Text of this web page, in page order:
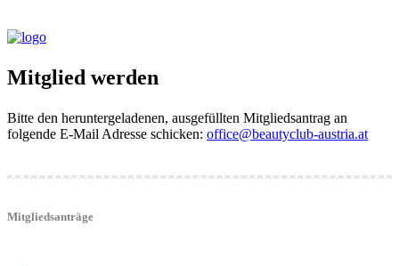
Mitglied werden
Bitte den heruntergeladenen, ausgefüllten Mitgliedsantrag an
folgende E-Mail Adresse schicken: office@beautyclub-austria.at
Mitgliedsanträge